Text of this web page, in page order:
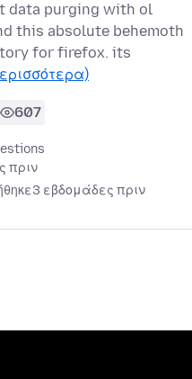
data purging with ol
this absolute behemoth
for firefox. its
607
πριν
3 εβδομάδες πριν